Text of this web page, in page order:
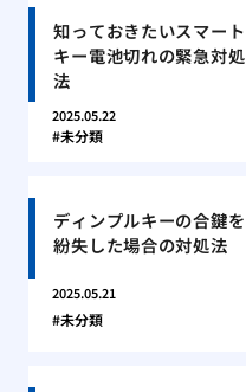
知っておきたいスマート
キー電池切れの緊急対処
法
2025.05.22
未分類
ディンプルキーの合鍵を
紛失した場合の対処法
2025.05.21
未分類